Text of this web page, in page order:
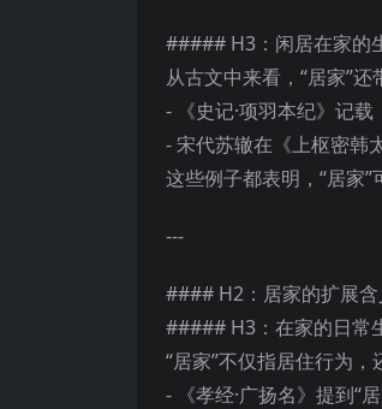
##### H3：闲居在家的
从古文中来看，“居家”还
- 《史记·项羽本纪》记
- 宋代苏辙在《上枢密韩
这些例子都表明，“居家”
---
#### H2：居家的扩展含
##### H3：在家的日常
“居家”不仅指居住行为
- 《孝经·广扬名》提到“